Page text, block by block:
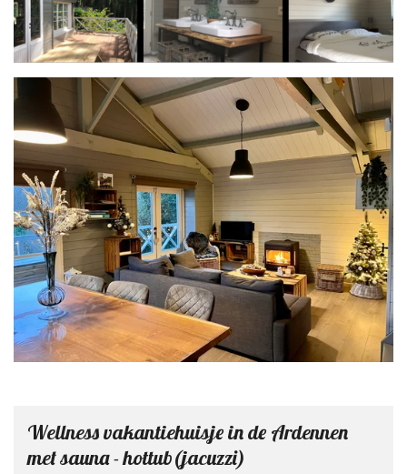
Wellness vakantiehuisje in de Ardennen
met sauna - hottub(jacuzzi)